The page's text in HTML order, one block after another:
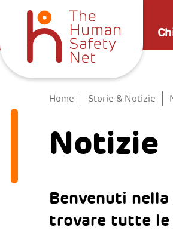
Home Storie & Notizie
Notizie
Benvenuti
trovare tutte le